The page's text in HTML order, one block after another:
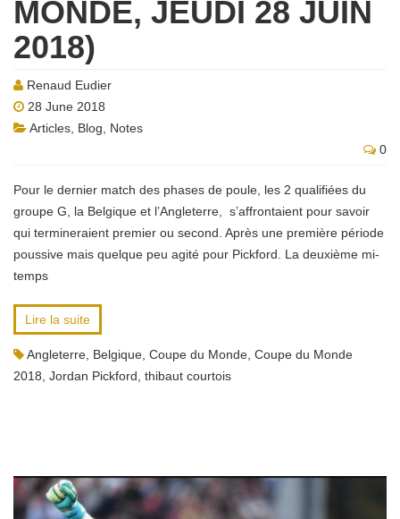
MONDE, JEUDI 28 JUIN
2018)
Renaud Eudier
28 June 2018
Articles Blog
Notes
0
Pour le dernier match des phases de poule, les 2 qualifiées du
groupe G, la Belgique et l’Angleterre, s’affrontaient pour savoir
qui termineraient premier ou second. Après une première période
poussive mais quelque peu agité pour Pickford. La deuxième mi-
temps
Lire la suite
Angleterre Belgique Coupe du Monde Coupe du Monde
2018 Jordan Pickford thibaut courtois